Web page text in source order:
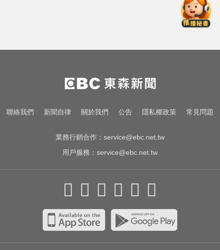
共機、9艘共艦
《唐伯虎》資深綠葉演員 黎彼得病
逝...好友悲痛證實
環法女子自行車賽爆「胸罩作
聯絡我們 新聞自律 關於我們 公告 隱私權政策 常見問題
業務行銷合作： service@ebc.net.tw
用戶服務： service@ebc.net.tw